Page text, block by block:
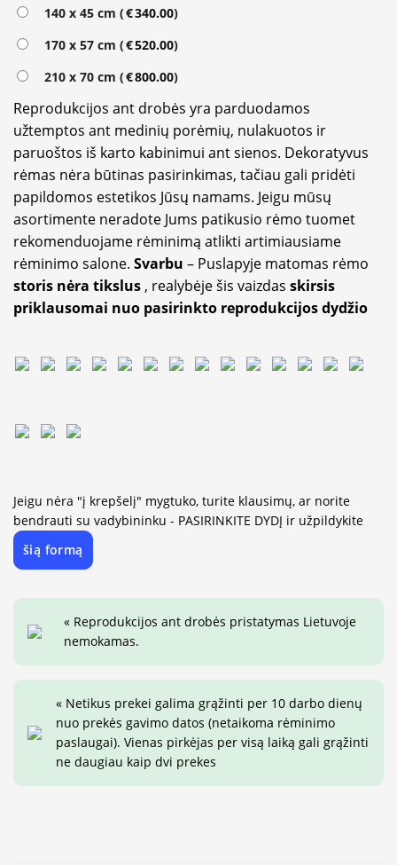
140 x 45 cm (€340.00)
170 x 57 cm (€520.00)
210 x 70 cm (€800.00)
Reprodukcijos ant drobės yra parduodamos
užtemptos ant medinių porėmių, nulakuotos ir
paruoštos iš karto kabinimui ant sienos. Dekoratyvus
rėmas nėra būtinas pasirinkimas, tačiau gali pridėti
papildomos estetikos Jūsų namams. Jeigu mūsų
asortimente neradote Jums patikusio rėmo tuomet
rekomenduojame rėminimą atlikti artimiausiame
rėminimo salone. Svarbu – Puslapyje matomas rėmo
storis nėra tikslus , realybėje šis vaizdas skirsis
priklausomai nuo pasirinkto reprodukcijos dydžio
Jeigu nėra "į krepšelį" mygtuko, turite klausimų, ar norite
bendrauti su vadybininku - PASIRINKITE DYDĮ ir užpildykite
šią formą
« Reprodukcijos ant drobės pristatymas Lietuvoje
nemokamas.
« Netikus prekei galima grąžinti per 10 darbo dienų
nuo prekės gavimo datos (netaikoma rėminimo
paslaugai). Vienas pirkėjas per visą laiką gali grąžinti
ne daugiau kaip dvi prekes